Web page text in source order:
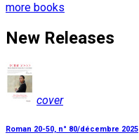
more books
New Releases
cover
Roman 20-50, n° 80/décembre 2025